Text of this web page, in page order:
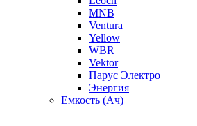
MNB
Ventura
Yellow
WBR
Vektor
Парус Электро
Энергия
Емкость (Ач)